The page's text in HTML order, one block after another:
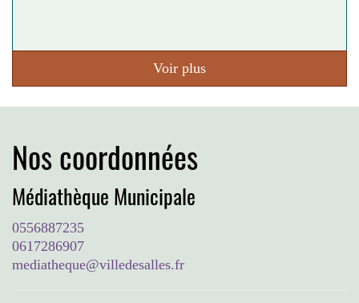
Voir plus
Nos coordonnées
Médiathèque Municipale
0556887235
0617286907
mediatheque@villedesalles.fr